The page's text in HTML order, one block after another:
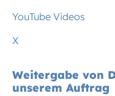
YouTube Videos
X
Weitergabe von
unserem Auftrag